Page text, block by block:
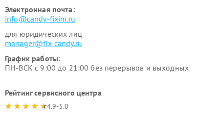
Электронная почта:
info@candy-fixim.ru
для юридических лиц
manager@fix-candy.ru
График работы:
ПН-ВСК с 9:00 до 21:00 без перерывов и выходных
Рейтинг сервисного центра
4.9-5.0